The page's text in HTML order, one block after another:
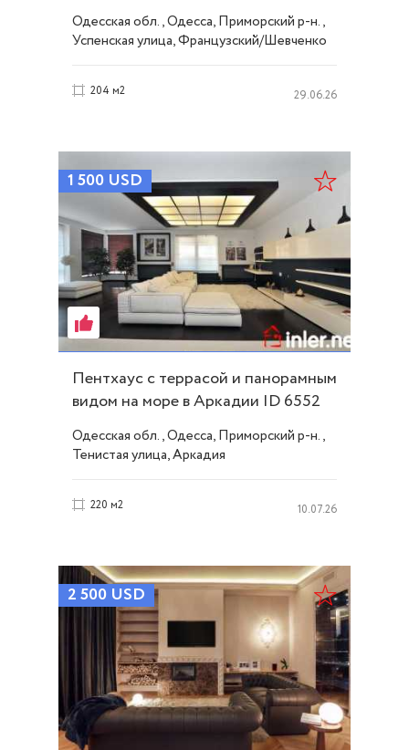
Одесская обл., Одесса, Приморский р-н.,
Успенская улица, Французский/Шевченко
204 м2 29.06.26
1 500 USD
Пентхаус с террасой и панорамным
видом на море в Аркадии ID 6552
Одесская обл., Одесса, Приморский р-н.,
Тенистая улица, Аркадия
220 м2 10.07.26
2 500 USD